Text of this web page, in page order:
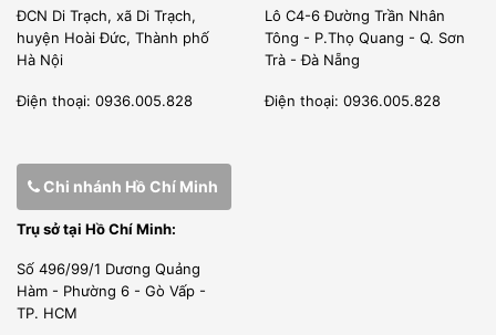
ĐCN Di Trạch, xã Di Trạch,
huyện Hoài Đức, Thành phố
Hà Nội
Điện thoại: 0936.005.828
Lô C4-6 Đường Trần Nhân
Tông - P.Thọ Quang - Q. Sơn
Trà - Đà Nẵng
Điện thoại: 0936.005.828
Chi nhánh Hồ Chí Minh
Trụ sở tại Hồ Chí Minh:
Số 496/99/1 Dương Quảng
Hàm - Phường 6 - Gò Vấp -
TP. HCM